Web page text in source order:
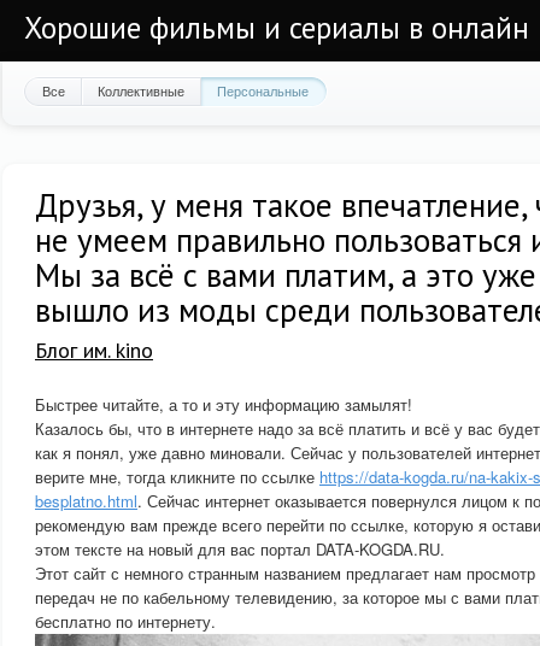
Хорошие фильмы и сериалы в онлайн
Все Коллективные Персональные
Друзья, у меня такое
не умеем правильно пользоваться
Мы за всё с вами платим, а это
вышло из моды среди
Блог им. kino
Быстрее читайте, а то и эту информацию замылят!
Казалось бы, что в интернете надо за всё платить и всё у вас
как я понял, уже давно миновали. Сейчас у пользователей
верите мне, тогда кликните по ссылке https://data-kogda.ru/na-
besplatno.html. Сейчас интернет оказывается повернулся лицом к
рекомендую вам прежде всего перейти по ссылке, которую я
этом тексте на новый для вас портал DATA-KOGDA.RU.
Этот сайт с немного странным названием предлагает нам
передач не по кабельному телевидению, за которое мы с вами
бесплатно по интернету.